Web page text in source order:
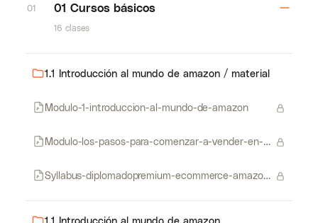
01 01 Cursos básicos
16 clases
1.1 Introducción al mundo de amazon / material
Modulo-1-introduccion-al-mundo-de-amazon
Modulo-los-pasos-para-comenzar-a-vender-en-amazon
Syllabus-diplomadopremium-ecommerce-amazon-usa
1.1 Introducción al mundo de amazon